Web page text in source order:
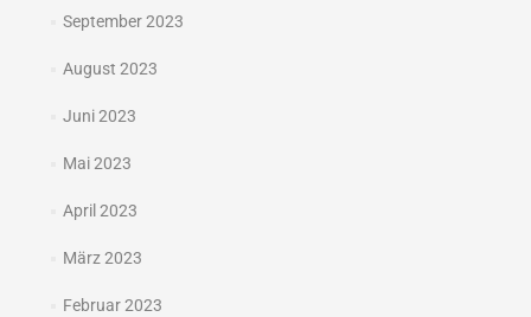
September 2023
August 2023
Juni 2023
Mai 2023
April 2023
März 2023
Februar 2023